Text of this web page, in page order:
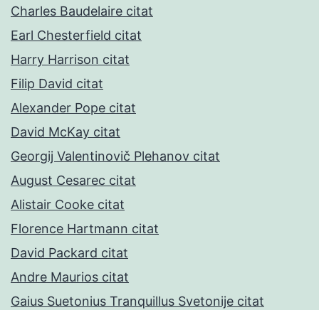
Charles Baudelaire citat
Earl Chesterfield citat
Harry Harrison citat
Filip David citat
Alexander Pope citat
David McKay citat
Georgij Valentinovič Plehanov citat
August Cesarec citat
Alistair Cooke citat
Florence Hartmann citat
David Packard citat
Andre Maurios citat
Gaius Suetonius Tranquillus Svetonije citat